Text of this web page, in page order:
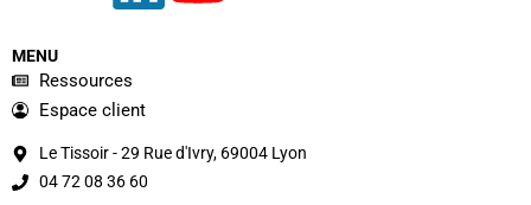
MENU
Ressources
Espace client
Le Tissoir - 29 Rue d'Ivry, 69004 Lyon
04 72 08 36 60